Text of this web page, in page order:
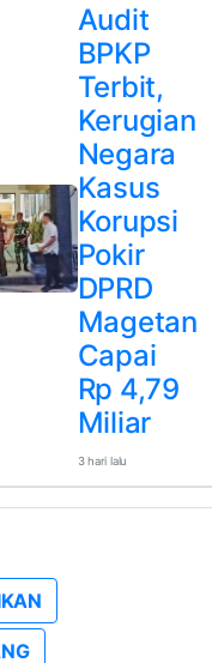
Audit
BPKP
Terbit,
Kerugian
Negara
Kasus
Korupsi
Pokir
DPRD
Magetan
Capai
Rp 4,79
Miliar
3 hari lalu